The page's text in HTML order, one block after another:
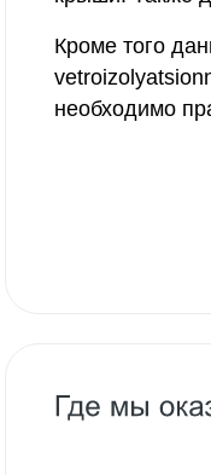
Кроме того
необходимо